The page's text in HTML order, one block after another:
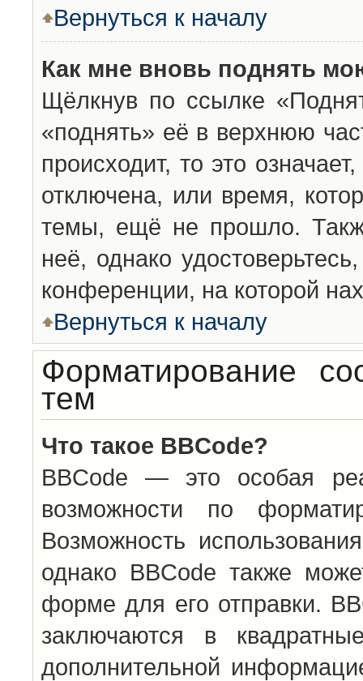
Вернуться к началу
Как мне вновь поднять
Щёлкнув по ссылке
«поднять» её в верхнюю
происходит, то это
отключена, или время,
темы, ещё не прошло.
неё, однако
конференции, на которой
Вернуться к началу
Форматирование
тем
Что такое BBCode?
BBCode — это особая
возможности по
Возможность
однако BBCode также
форме для его отправки.
заключаются в
дополнительной